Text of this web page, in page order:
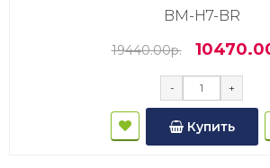
BM-H7-BR
19440.00р.
- +
Купить